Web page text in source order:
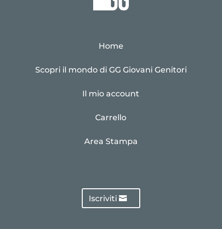
Home
Scopri il mondo di GG Giovani Genitori
Il mio account
Carrello
Area Stampa
Iscriviti